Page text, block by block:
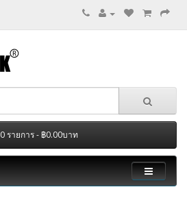
0 รายการ - ฿0.00บาท